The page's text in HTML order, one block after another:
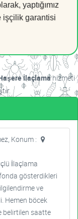
yaptığımız
garantisi
İlaçlamahizmeti
Konum :
İlaçlama
gösterdikleri
ve
Hemen böcek
belirtilen saatte